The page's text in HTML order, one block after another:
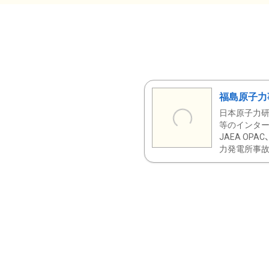
福島原子
日本原子力
等のインタ
JAEA OPAC
力発電所事